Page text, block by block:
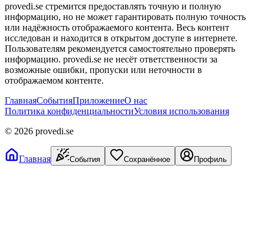
provedi.se стремится предоставлять точную и полную
информацию, но не может гарантировать полную точность
или надёжность отображаемого контента. Весь контент
исследован и находится в открытом доступе в интернете.
Пользователям рекомендуется самостоятельно проверять
информацию. provedi.se не несёт ответственности за
возможные ошибки, пропуски или неточности в
отображаемом контенте.
ГлавнаяСобытияПриложениеО нас
Политика конфиденциальностиУсловия использования
© 2026 provedi.se
Главная События Сохранённое Профиль